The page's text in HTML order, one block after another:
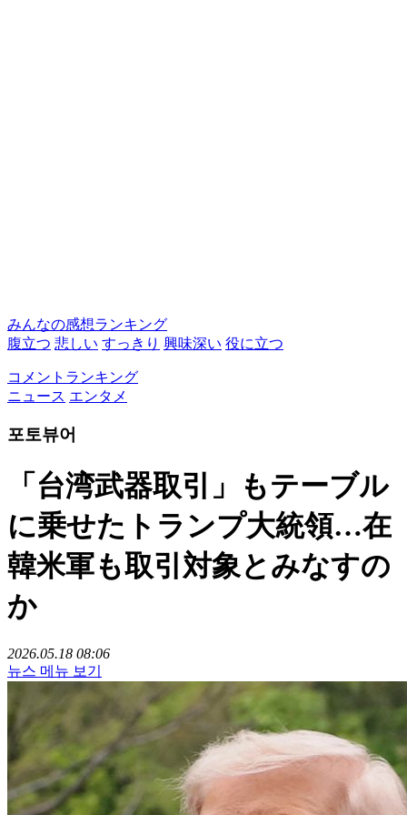
みんなの感想ランキング
腹立つ 悲しい すっきり 興味深い 役に立つ
コメントランキング
ニュース エンタメ
포토뷰어
「台湾武器取引」もテーブル
に乗せたトランプ大統領…在
韓米軍も取引対象とみなすの
か
2026.05.18 08:06
뉴스 메뉴 보기